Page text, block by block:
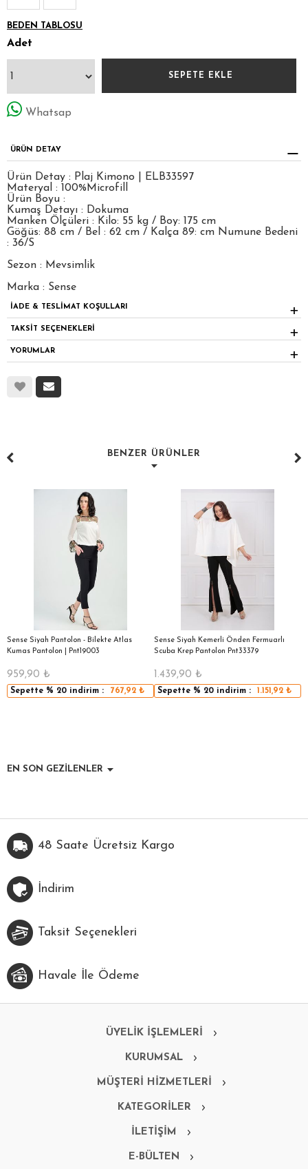
BEDEN TABLOSU
Adet
Whatsap
ÜRÜN DETAY
Ürün Detay : Plaj Kimono | ELB33597
Materyal : 100%Microfill
Ürün Boyu :
Kumaş Detayı : Dokuma
Manken Ölçüleri : Kilo: 55 kg / Boy: 175 cm
Göğüs: 88 cm / Bel : 62 cm / Kalça 89: cm Numune Bedeni
: 36/S
Sezon : Mevsimlik
Marka : Sense
İADE & TESLİMAT KOŞULLARI
TAKSİT SEÇENEKLERİ
YORUMLAR
BENZER ÜRÜNLER
Sense Siyah Pantolon - Bilekte Atlas
Kumas Pantolon | Pnt19003
959,90 ₺
Sepette % 20 indirim : 767,92₺
Sense Siyah Kemerli Önden Fermuarlı
Scuba Krep Pantolon Pnt33379
1.439,90 ₺
Sepette % 20 indirim : 1.151,92 ₺
EN SON GEZİLENLER
48 Saate Ücretsiz Kargo
İndirim
Taksit Seçenekleri
Havale İle Ödeme
ÜYELİK İŞLEMLERİ
KURUMSAL
MÜŞTERİ HİZMETLERİ
KATEGORİLER
İLETİŞİM
E-BÜLTEN